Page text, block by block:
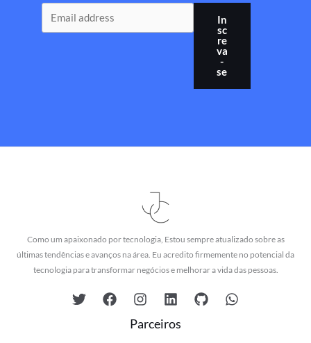
In
sc
re
va
-
se
Como um apaixonado por tecnologia, Estou sempre atualizado sobre as
últimas tendências e avanços na área. Eu acredito firmemente no potencial da
tecnologia para transformar negócios e melhorar a vida das pessoas.
Parceiros